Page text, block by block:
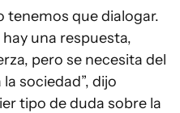
tenemos que dialogar.
una respuesta,
pero se necesita del
sociedad”, dijo
tipo de duda sobre la